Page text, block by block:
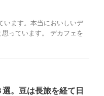
います。本当においしいデ
っています。 デカフェを
。豆は長旅を経て日